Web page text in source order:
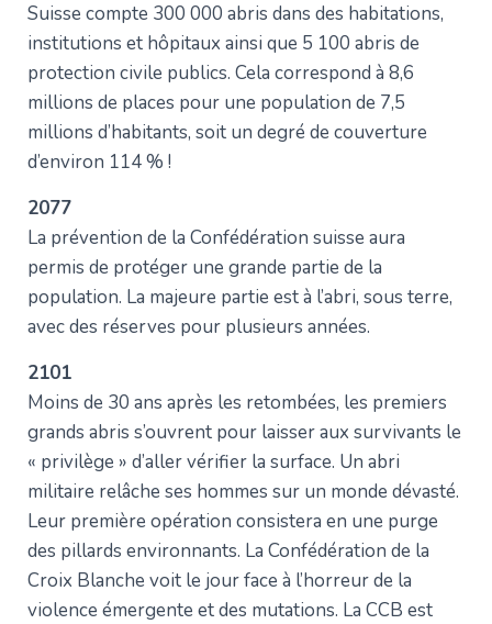
Suisse compte 300 000 abris dans des habitations,
institutions et hôpitaux ainsi que 5 100 abris de
protection civile publics. Cela correspond à 8,6
millions de places pour une population de 7,5
millions d’habitants, soit un degré de couverture
d’environ 114 % !
2077
La prévention de la Confédération suisse aura
permis de protéger une grande partie de la
population. La majeure partie est à l’abri, sous terre,
avec des réserves pour plusieurs années.
2101
Moins de 30 ans après les retombées, les premiers
grands abris s’ouvrent pour laisser aux survivants le
« privilège » d’aller vérifier la surface. Un abri
militaire relâche ses hommes sur un monde dévasté.
Leur première opération consistera en une purge
des pillards environnants. La Confédération de la
Croix Blanche voit le jour face à l’horreur de la
violence émergente et des mutations. La CCB est